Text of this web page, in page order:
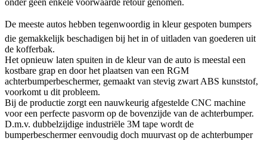
onder geen enkele voorwaarde retour genomen.
De meeste autos hebben tegenwoordig in kleur gespoten bumpers
die gemakkelijk beschadigen bij het in of uitladen van goederen uit
de kofferbak.
Het opnieuw laten spuiten in de kleur van de auto is meestal een
kostbare grap en door het plaatsen van een RGM
achterbumperbeschermer, gemaakt van stevig zwart ABS kunststof,
voorkomt u dit probleem.
Bij de productie zorgt een nauwkeurig afgestelde CNC machine
voor een perfecte pasvorm op de bovenzijde van de achterbumper.
D.m.v. dubbelzijdige industriële 3M tape wordt de
bumperbeschermer eenvoudig doch muurvast op de achterbumper